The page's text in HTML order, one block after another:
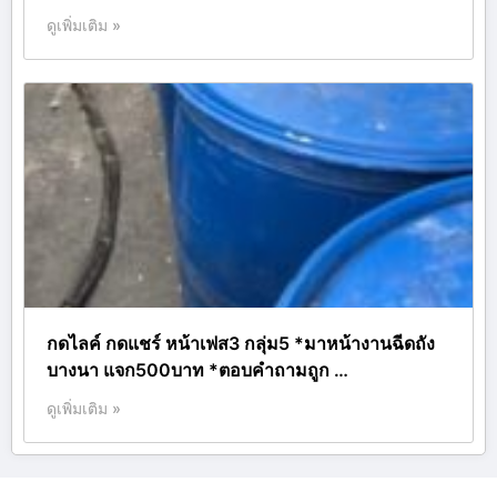
ดูเพิ่มเติม »
กดไลค์ กดแชร์ หน้าเฟส3 กลุ่ม5 *มาหน้างานฉีดถัง
บางนา แจก500บาท *ตอบคำถามถูก …
ดูเพิ่มเติม »